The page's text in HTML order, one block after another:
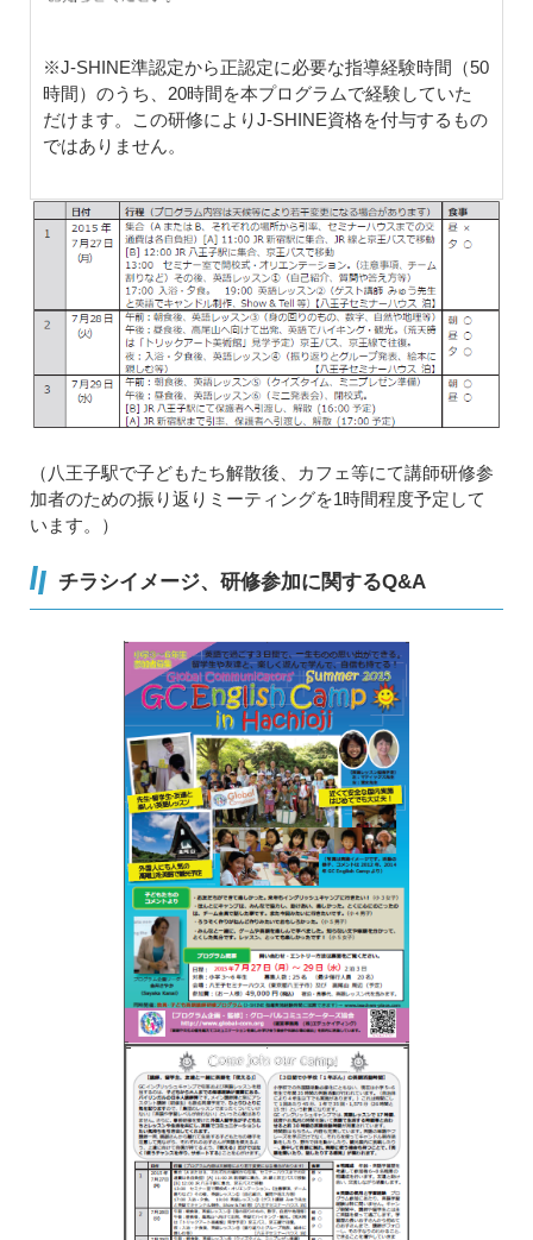
※J-SHINE準認定から正認定に必要な指導経験時間（50
時間）のうち、20時間を本プログラムで経験していた
だけます。この研修によりJ-SHINE資格を付与するもの
ではありません。
（八王子駅で子どもたち解散後、カフェ等にて講師研修参
加者のための振り返りミーティングを1時間程度予定して
います。）
チラシイメージ、研修参加に関するQ&A